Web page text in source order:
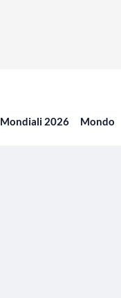
Mondiali 2026 Mondo